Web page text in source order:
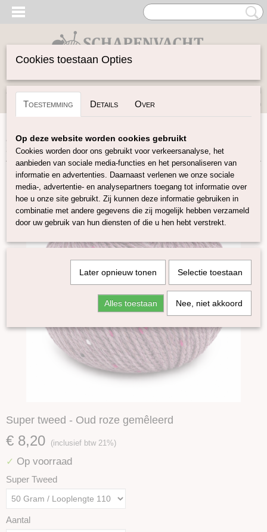
Inloggen Registreren
(0)
Home>Garen>Merken>Fonty>Super Tweed
tweed - Oud roze gemêleerd
Super tweed - Oud roze gemêleerd
€ 8,20 (inclusief btw 21%)
✓ Op voorraad
Super Tweed
Aantal
Cookies toestaan Opties
Toestemming Details Over
Op deze website worden cookies gebruikt
Cookies worden door ons gebruikt voor verkeersanalyse, het
aanbieden van sociale media-functies en het personaliseren van
informatie en advertenties. Daarnaast verlenen we onze sociale
media-, advertentie- en analysepartners toegang tot informatie over
hoe u onze site gebruikt. Zij kunnen deze informatie gebruiken in
combinatie met andere gegevens die zij mogelijk hebben verzameld
door uw gebruik van hun diensten of die u hen hebt verstrekt.
Later opnieuw tonen Selectie toestaan
Alles toestaan Nee, niet akkoord